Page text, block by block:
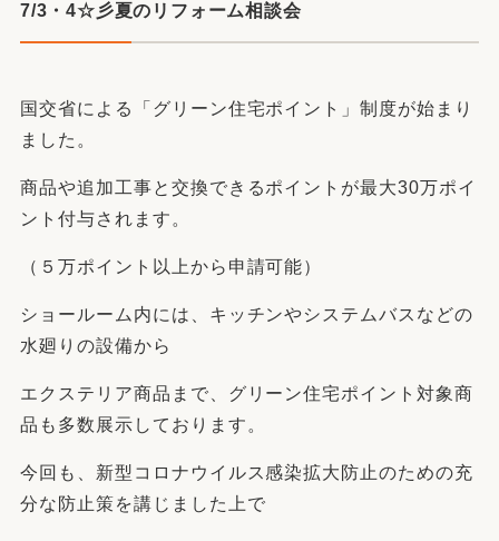
7/3・4☆彡夏のリフォーム相談会
国交省による「グリーン住宅ポイント」制度が始まり
ました。
商品や追加工事と交換できるポイントが最大30万ポイ
ント付与されます。
（５万ポイント以上から申請可能）
ショールーム内には、キッチンやシステムバスなどの
水廻りの設備から
エクステリア商品まで、グリーン住宅ポイント対象商
品も多数展示しております。
今回も、新型コロナウイルス感染拡大防止のための充
分な防止策を講じました上で